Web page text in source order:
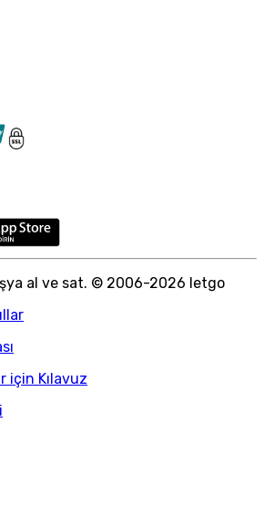
al ve sat. © 2006-2026 letgo
için Kılavuz